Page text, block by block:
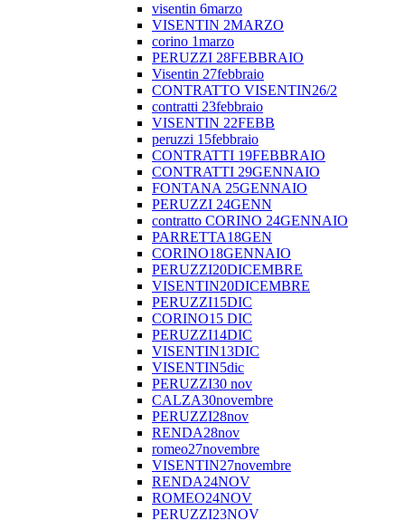
visentin 6marzo
VISENTIN 2MARZO
corino 1marzo
PERUZZI 28FEBBRAIO
Visentin 27febbraio
CONTRATTO VISENTIN26/2
contratti 23febbraio
VISENTIN 22FEBB
peruzzi 15febbraio
CONTRATTI 19FEBBRAIO
CONTRATTI 29GENNAIO
FONTANA 25GENNAIO
PERUZZI 24GENN
contratto CORINO 24GENNAIO
PARRETTA18GEN
CORINO18GENNAIO
PERUZZI20DICEMBRE
VISENTIN20DICEMBRE
PERUZZI15DIC
CORINO15 DIC
PERUZZI14DIC
VISENTIN13DIC
VISENTIN5dic
PERUZZI30 nov
CALZA30novembre
PERUZZI28nov
RENDA28nov
romeo27novembre
VISENTIN27novembre
RENDA24NOV
ROMEO24NOV
PERUZZI23NOV